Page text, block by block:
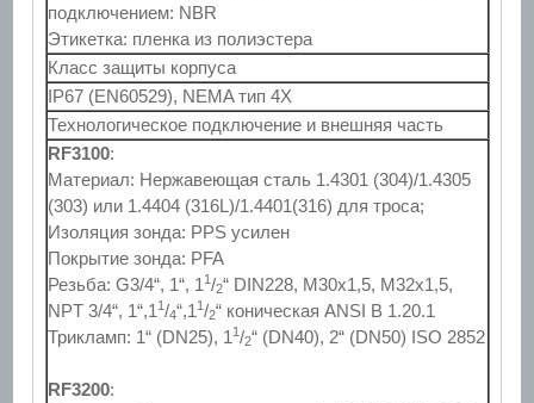
подключением: NBR
Этикетка: пленка из полиэстера
Класс защиты корпуса
IP67 (EN60529), NEMA тип 4X
Технологическое подключение и внешняя часть
RF3100:
Материал: Нержавеющая сталь 1.4301 (304)/1.4305
(303) или 1.4404 (316L)/1.4401(316) для троса;
Изоляция зонда: PPS усилен
Покрытие зонда: PFA
Резьба: G3/4“, 1“, 1 1/2“ DIN228, M30x1,5, M32x1,5,
NPT 3/4“, 1“,1 1/4“,1 1/2“ коническая ANSI B 1.20.1
Трикламп: 1“ (DN25), 1 1/2“ (DN40), 2“ (DN50) ISO 2852
RF3200: